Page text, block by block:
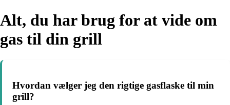
Alt, du har brug for at vide om
gas til din grill
Hvordan vælger jeg den rigtige gasflaske til min
grill?